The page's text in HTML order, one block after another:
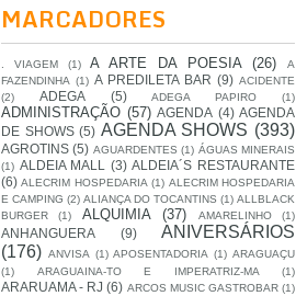
MARCADORES
. VIAGEM (1) A ARTE DA POESIA (26)
A
FAZENDINHA (1) A PREDILETA BAR (9) ACIDENTE
(2)
ADEGA (5) ADEGA PAPIRO (1)
ADMINISTRAÇÃO (57) AGENDA (4) AGENDA
DE SHOWS (5) AGENDA SHOWS (393)
AGROTINS (5) AGUARDENTES (1) ÁGUAS MINERAIS
(1) ALDEIA MALL (3) ALDEIA´S RESTAURANTE
(6) ALECRIM HOSPEDARIA (1) ALECRIM HOSPEDARIA
E CAMPING (2) ALIANÇA DO TOCANTINS (1) ALLBLACK
BURGER
(1) ALQUIMIA (37) AMARELINHO (1)
ANHANGUERA (9)
ANIVERSÁRIOS
(176) ANVISA (1) APOSENTADORIA (1) ARAGUAÇU
(1)
ARAGUAINA-TO E IMPERATRIZ-MA (1)
ARARUAMA - RJ (6) ARCOS MUSIC GASTROBAR (1)